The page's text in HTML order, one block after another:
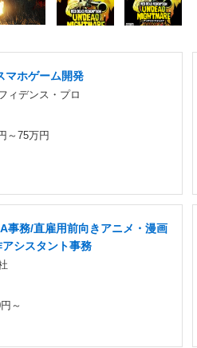
マホゲーム開発
ィデンス・プロ
～75万円
事務/直雇用前向きアニメ・漫画
シスタント事務
～